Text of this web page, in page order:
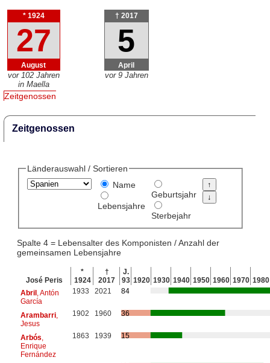
* 1924
27
August
vor 102 Jahren
in Maella
† 2017
5
April
vor 9 Jahren
Zeitgenossen
Zeitgenossen
Länderauswahl / Sortieren
Name
Lebensjahre
Geburtsjahr
Sterbejahr
Spalte 4 = Lebensalter des Komponisten / Anzahl der
gemeinsamen Lebensjahre
José Peris
*
1924
†
2017
J.
93 1920 1930 1940 1950 1960 1970 1980
Abril, Antón
García
1933 2021 84
Arambarri,
Jesus
1902 1960 36
Arbós
Enrique
Fernández
1863 1939 15